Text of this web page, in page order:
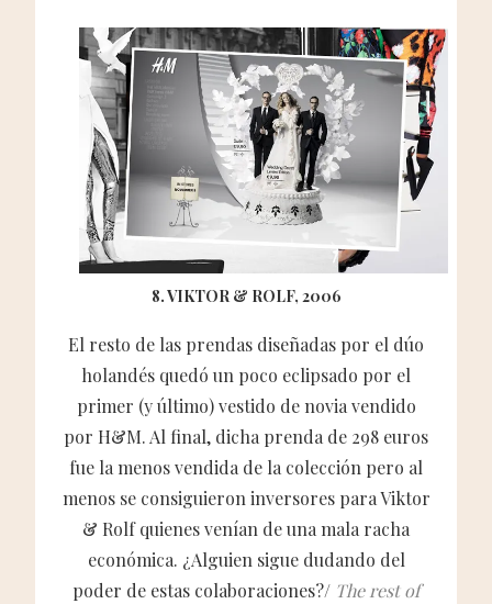
8. VIKTOR & ROLF, 2006
El resto de las prendas diseñadas por el dúo
holandés quedó un poco eclipsado por el
primer (y último) vestido de novia vendido
por H&M. Al final, dicha prenda de 298 euros
fue la menos vendida de la colección pero al
menos se consiguieron inversores para Viktor
& Rolf quienes venían de una mala racha
económica. ¿Alguien sigue dudando del
poder de estas colaboraciones?/ The rest of